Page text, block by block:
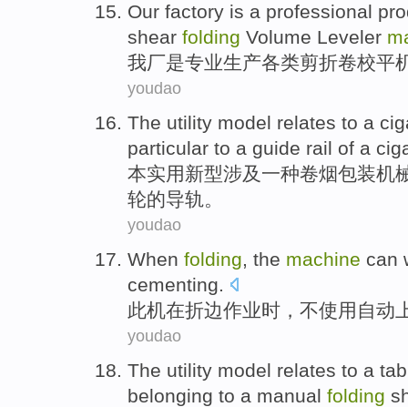
Our factory is a professional
shear folding Volume Leveler
我厂是专业生产各类剪折卷校平
youdao
The utility model relates to a
particular to a guide rail of a
本实用新型涉及 一种卷烟包装机
轮的导轨。
youdao
When folding, the machine can
cementing.
此机在折边作业时 ， 不使用 自动
youdao
The utility model relates to a
belonging to a manual folding